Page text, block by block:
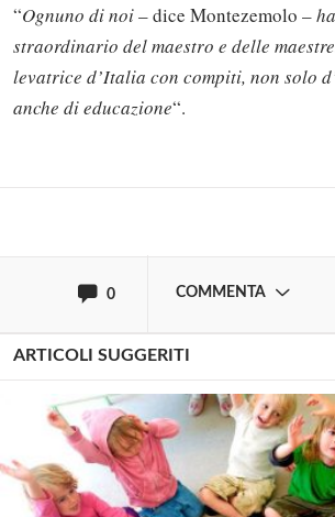
“Ognuno di noi– dice Montezemolo –
straordinario del maestro e delle
levatrice d’Italia con compiti, non solo
anche di educazione“.
0 COMMENTA
Solo gli utenti registrati
commentare!
ARTICOLI SUGGERITI